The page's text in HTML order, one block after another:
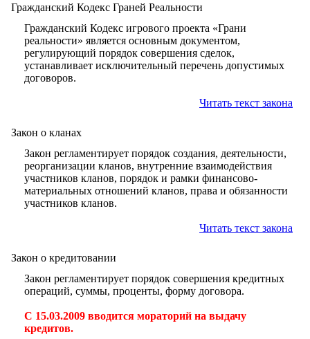
Гражданский Кодекс Граней Реальности
Гражданский Кодекс игрового проекта «Грани
реальности» является основным документом,
регулирующий порядок совершения сделок,
устанавливает исключительный перечень допустимых
договоров.
Читать текст закона
Закон о кланах
Закон регламентирует порядок создания, деятельности,
реорганизации кланов, внутренние взаимодействия
участников кланов, порядок и рамки финансово-
материальных отношений кланов, права и обязанности
участников кланов.
Читать текст закона
Закон о кредитовании
Закон регламентирует порядок совершения кредитных
операций, суммы, проценты, форму договора.
С 15.03.2009 вводится мораторий на выдачу
кредитов.